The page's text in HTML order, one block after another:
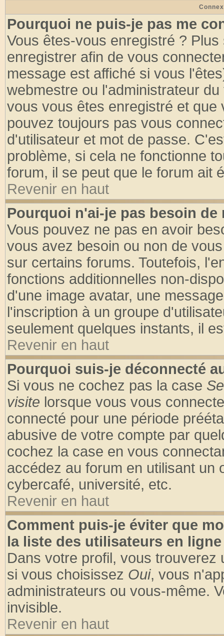
Pourquoi ne puis-je pas me
Vous êtes-vous enregistré ?
enregistrer afin de vous
message est affiché si vous
webmestre ou l'administrateur
vous vous êtes enregistré et
pouvez toujours pas vous
d'utilisateur et mot de passe.
problème, si cela ne fonctionne
forum, il se peut que le forum ait
Revenir en haut
Pourquoi n'ai-je pas besoin de
Vous pouvez ne pas en avoir
vous avez besoin ou non de
sur certains forums. Toutefois,
fonctions additionnelles non-
d'une image avatar, une
l'inscription à un groupe
seulement quelques instants, il
Revenir en haut
Pourquoi suis-je déconnecté
Si vous ne cochez pas la case
visite lorsque vous vous
connecté pour une période
abusive de votre compte par
cochez la case en vous
accédez au forum en utilisant un
cybercafé, université, etc.
Revenir en haut
Comment puis-je éviter que
la liste des utilisateurs en
Dans votre profil, vous trouverez
si vous choisissez Oui, vous
administrateurs ou vous-même.
invisible.
Revenir en haut